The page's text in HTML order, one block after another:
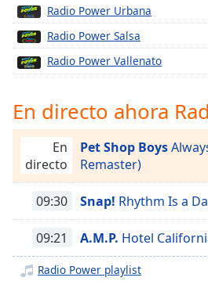
Chapters
Chapters
Descriptions
descriptions
off,
selected
Subtitles
subtitles
settings,
opens
subtitles
settings
Radio Power Urbana
Radio Power Salsa
Radio Power Vallenato
En directo ahora
En
directo
Pet Shop Boys
Remaster)
09:30 Snap! Rhythm Is a
09:21 A.M.P. Hotel
Radio Power playlist